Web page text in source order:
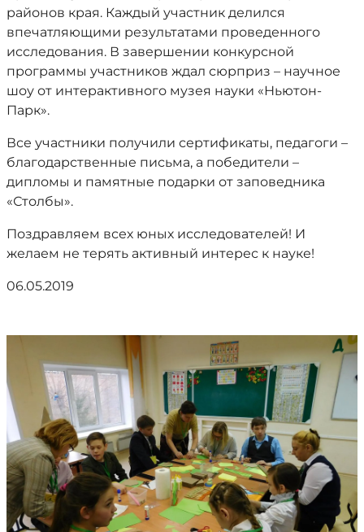
районов края. Каждый участник делился
впечатляющими результатами проведенного
исследования. В завершении конкурсной
программы участников ждал сюрприз – научное
шоу от интерактивного музея науки «Ньютон-
Парк».
Все участники получили сертификаты, педагоги –
благодарственные письма, а победители –
дипломы и памятные подарки от заповедника
«Столбы».
Поздравляем всех юных исследователей! И
желаем не терять активный интерес к науке!
06.05.2019